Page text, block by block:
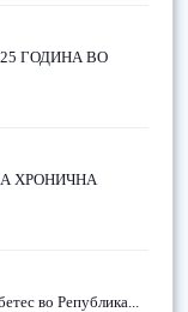
ГОДИНА ВО
ХРОНИЧНА
во Република...